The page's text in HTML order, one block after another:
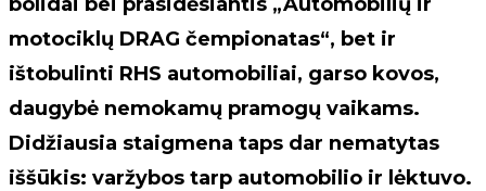
motociklų DRAG čempionatas“, bet ir
ištobulinti RHS automobiliai, garso kovos,
daugybė nemokamų pramogų vaikams.
Didžiausia staigmena taps dar nematytas
iššūkis: varžybos tarp automobilio ir lėktuvo.